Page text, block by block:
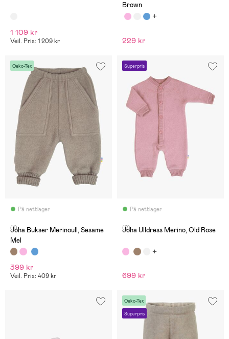
1 109 kr
Veil. Pris: 1 209 kr
Brown
229 kr
Oeko-Tex
På nettlager
(1)
Joha Bukser Merinoull, Sesame
Mel
399 kr
Veil. Pris: 409 kr
Superpris
På nettlager
(2)
Joha Ulldress Merino, Old Rose
699 kr
Oeko-Tex
Superpris